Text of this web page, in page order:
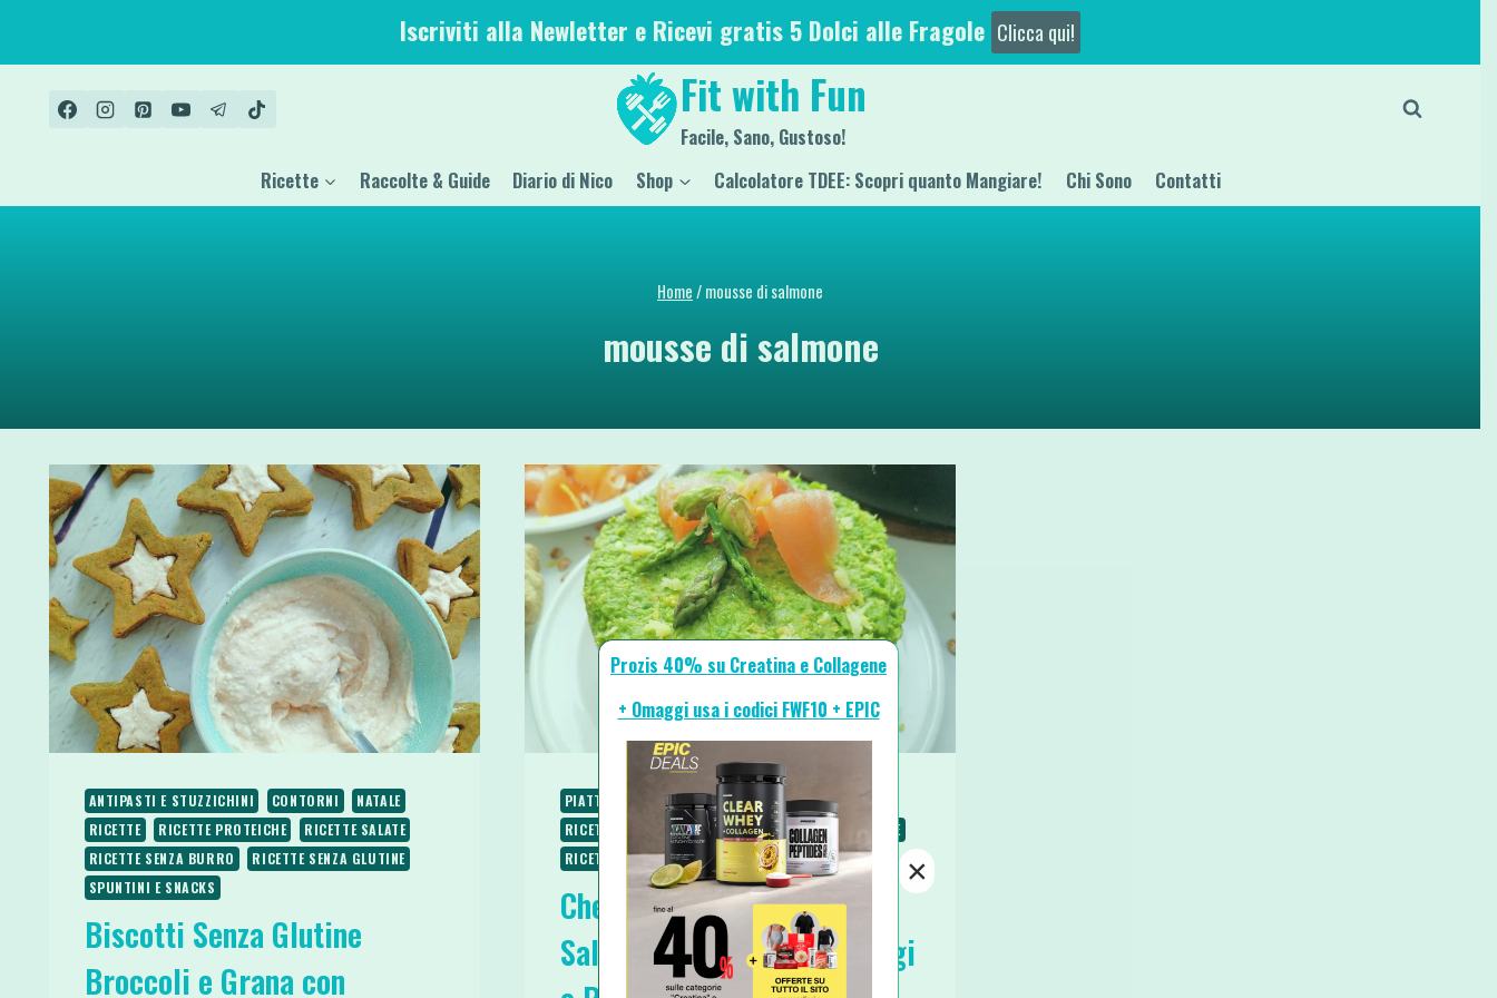
contenuto
Iscriviti alla Newletter e Ricevi gratis 5 Dolci alle Fragole Clicca qui!
Fit with Fun
Facile, Sano, Gustoso!
Ricette Raccolte & Guide Diario di Nico Shop Calcolatore TDEE: Scopri quanto Mangiare! Chi Sono Contatti
Home/mousse di salmone
mousse di salmone
ANTIPASTI E STUZZICHINI CONTORNI
NATALE
RICETTE
RICETTE PROTEICHE
RICETTE SALATE
RICETTE SENZA BURRO
RICETTE SENZA GLUTINE
SPUNTINI E SNACKS
Biscotti Senza Glutine
Broccoli e Grana con
PIATTI FREDDI PIATTI UNICI
PIATTI VELOCI
RICETTE
RICETTE LOW CARB
RICETTE PROTEICHE
RICETTE SENZA COTTURA
Cheesecake alla Mousse di
Salmone e Pesto di Asparagi
Prozis 40% su Creatina e Collagene
+ Omaggi usa i codici FWF10 + EPIC
×